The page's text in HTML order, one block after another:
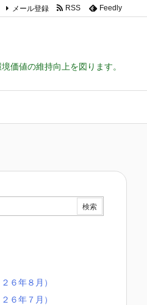
価値の維持向上を図ります。
メール登録 RSS Feedly
６年８月）
６年７月）